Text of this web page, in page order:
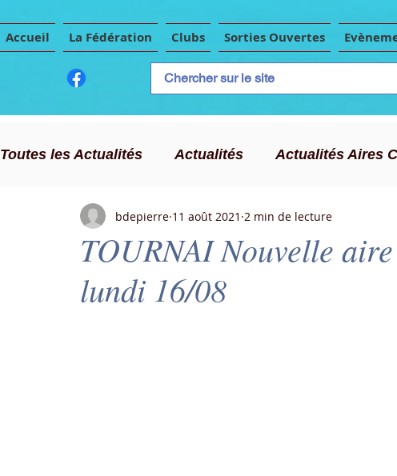
Accueil La Fédération Clubs Sorties Ouvertes
Toutes les Actualités Actualités Actualités Aires
Publicité Evènements Importants
Chasse au trésor
TOURNAI Nouvelle
lundi 16/08
bdepierre 11 août 2021 2 min de lecture